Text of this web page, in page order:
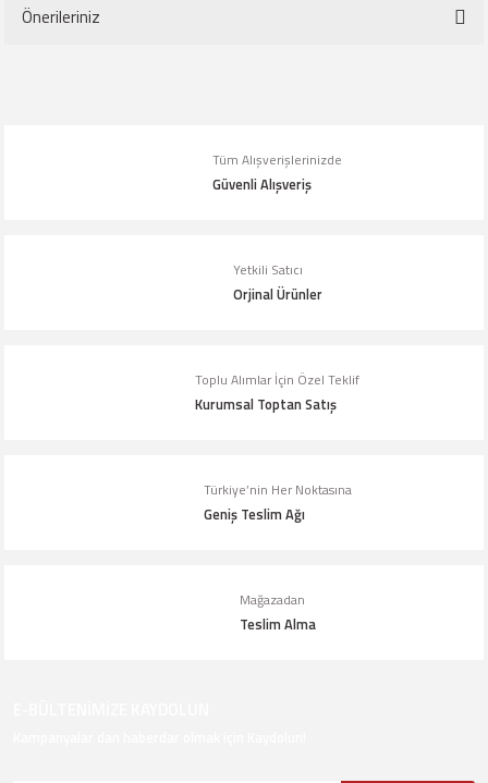
Önerileriniz
Görüş ve önerileriniz için teşekkür ederiz.
Ürün açıklamasında eksik bilgiler bulunuyor.
Ürün bilgilerinde hatalar bulunuyor.
Gönder
Tüm Alışverişlerinizde
Güvenli Alışveriş
Yetkili Satıcı
Orjinal Ürünler
Toplu Alımlar İçin Özel Teklif
Kurumsal Toptan Satış
Türkiye’nin Her Noktasına
Geniş Teslim Ağı
Mağazadan
Teslim Alma